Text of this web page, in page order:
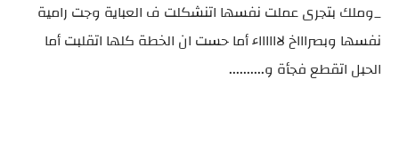
_وملك بتجرى عملت نفسها اتنشكلت ف العباية وجت رامية
نفسها وبصراااخ لااااااء أما حست ان الخطة كلها اتقلبت أما
الحبل اتقطع فجأة و..........